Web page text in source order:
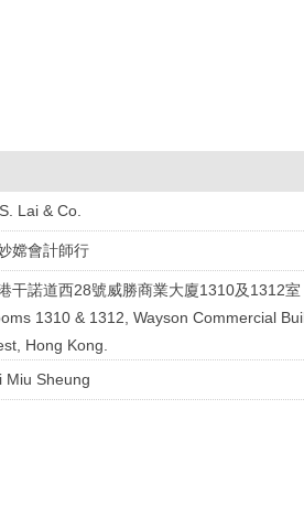
Lai & Co.
嫦會計師行
干諾道西28號威勝商業大廈1310及1312室
1310 & 1312, Wayson Commercial
Hong Kong.
Miu Sheung